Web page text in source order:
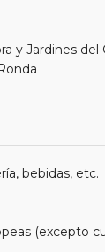
y Jardines del
bebidas, etc.
(excepto